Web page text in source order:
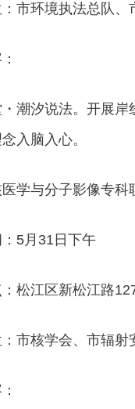
环境执法总队、
汐说法。开展岸线
入脑入心。
与分子影像专科
5月31日下午
江区新松江路
核学会、市辐射